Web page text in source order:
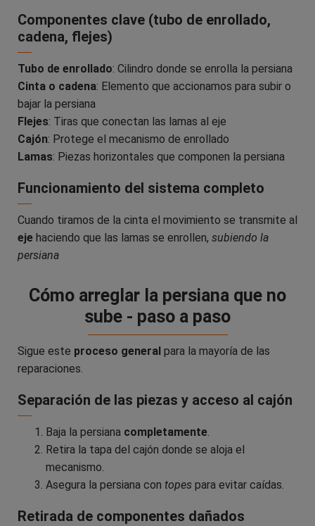
Componentes clave (tubo de enrollado,
cadena, flejes)
Tubo de enrollado: Cilindro donde se enrolla la persiana
Cinta o cadena: Elemento que accionamos para subir o
bajar la persiana
Flejes: Tiras que conectan las lamas al eje
Cajón: Protege el mecanismo de enrollado
Lamas: Piezas horizontales que componen la persiana
Funcionamiento del sistema completo
Cuando tiramos de la cinta el movimiento se transmite al
eje haciendo que las lamas se enrollen, subiendo la
persiana
Cómo arreglar la persiana que no
sube - paso a paso
Sigue este proceso general para la mayoría de las
reparaciones.
Separación de las piezas y acceso al cajón
Baja la persiana completamente.
Retira la tapa del cajón donde se aloja el
mecanismo.
Asegura la persiana con topes para evitar caídas.
Retirada de componentes dañados